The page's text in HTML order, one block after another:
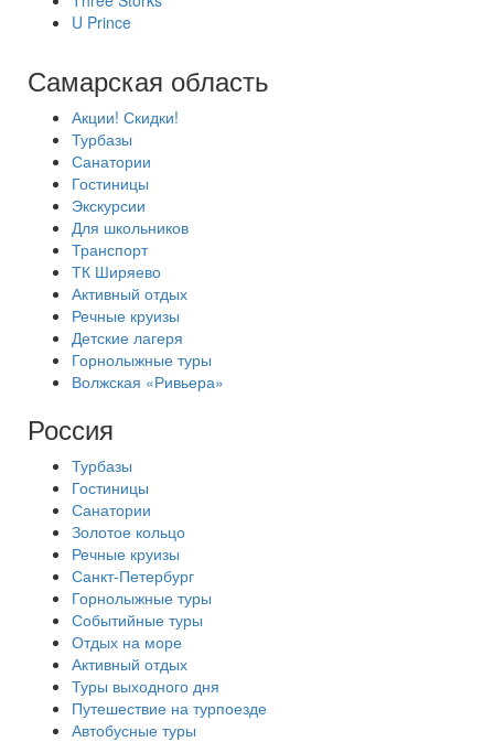
U Prince
Самарская область
Акции! Скидки!
Турбазы
Санатории
Гостиницы
Экскурсии
Для школьников
Транспорт
ТК Ширяево
Активный отдых
Речные круизы
Детские лагеря
Горнолыжные туры
Волжская «Ривьера»
Россия
Турбазы
Гостиницы
Санатории
Золотое кольцо
Речные круизы
Санкт-Петербург
Горнолыжные туры
Событийные туры
Отдых на море
Активный отдых
Туры выходного дня
Путешествие на турпоезде
Автобусные туры